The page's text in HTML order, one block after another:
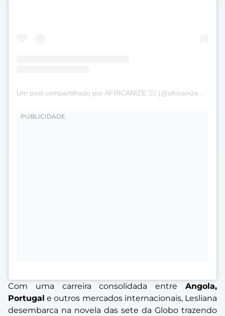
Um post compartilhado por AFRICANIZE ✊🏿 (@africanizeoficial)
Com uma carreira consolidada entre Angola,
Portugal e outros mercados internacionais, Lesliana
desembarca na novela das sete da Globo trazendo